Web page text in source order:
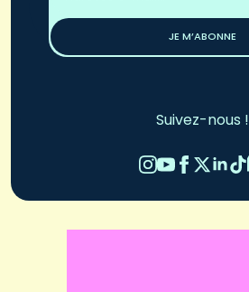
JE M’ABONNE
Suivez-nous !